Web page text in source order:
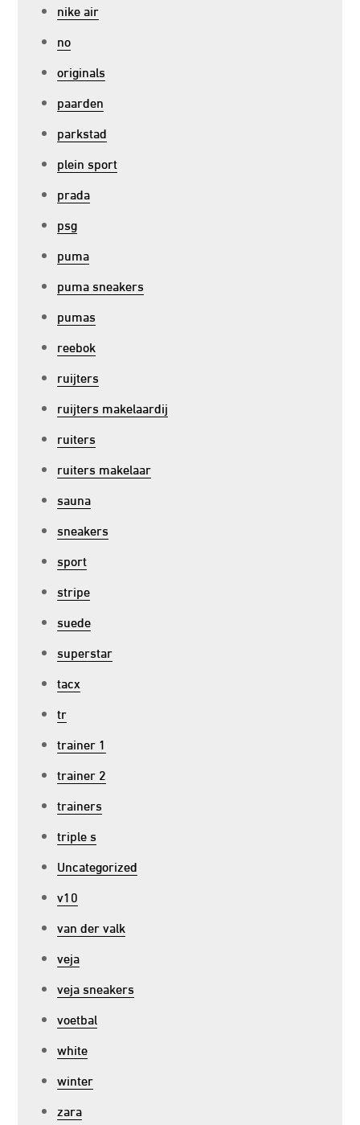
nike air
no
originals
paarden
parkstad
plein sport
prada
psg
puma
puma sneakers
pumas
reebok
ruijters
ruijters makelaardij
ruiters
ruiters makelaar
sauna
sneakers
sport
stripe
suede
superstar
tacx
tr
trainer 1
trainer 2
trainers
triple s
Uncategorized
v10
van der valk
veja
veja sneakers
voetbal
white
winter
zara